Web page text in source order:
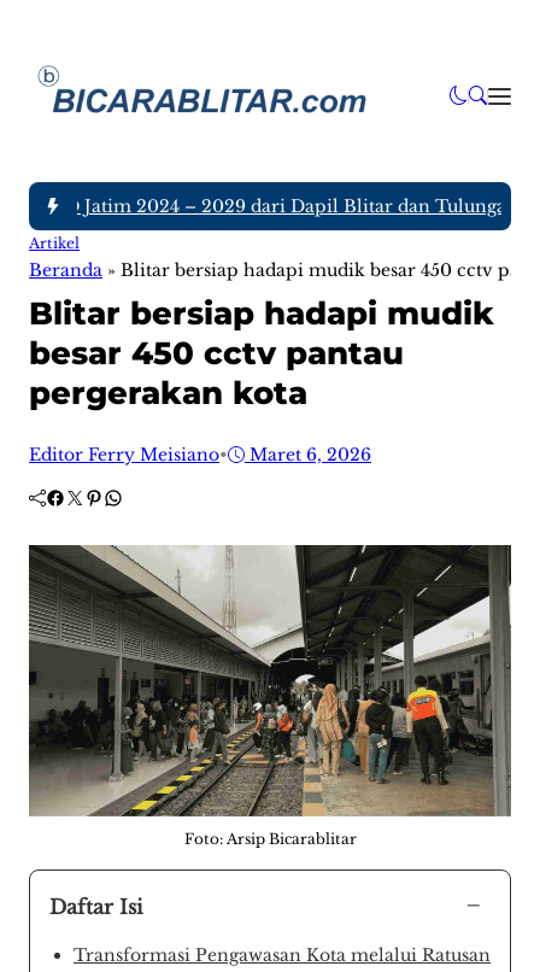
Jatim 2024 – 2029 dari Dapil Blitar dan Tulungagung,
Artikel
Beranda » Blitar bersiap hadapi mudik besar 450 cctv
Blitar bersiap hadapi mudik
besar 450 cctv pantau
pergerakan kota
Editor Ferry Meisiano• Maret 6, 2026
Facebook Twitter Pinterest WhatsApp
Foto: Arsip Bicarablitar
Daftar Isi −
Transformasi Pengawasan Kota melalui Ratusan